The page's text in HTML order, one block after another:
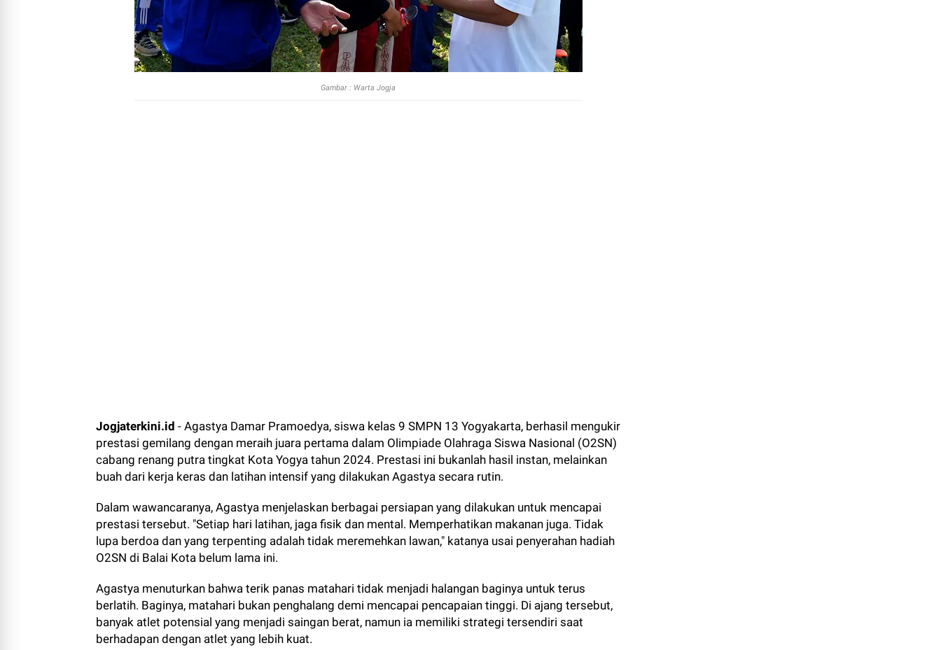
Gambar : Warta Jogja
Jogjaterkini.id - Agastya Damar Pramoedya, siswa kelas 9 SMPN 13 Yogyakarta, berhasil mengukir
prestasi gemilang dengan meraih juara pertama dalam Olimpiade Olahraga Siswa Nasional (O2SN)
cabang renang putra tingkat Kota Yogya tahun 2024. Prestasi ini bukanlah hasil instan, melainkan
buah dari kerja keras dan latihan intensif yang dilakukan Agastya secara rutin.
Dalam wawancaranya, Agastya menjelaskan berbagai persiapan yang dilakukan untuk mencapai
prestasi tersebut. "Setiap hari latihan, jaga fisik dan mental. Memperhatikan makanan juga. Tidak
lupa berdoa dan yang terpenting adalah tidak meremehkan lawan," katanya usai penyerahan hadiah
O2SN di Balai Kota belum lama ini.
Agastya menuturkan bahwa terik panas matahari tidak menjadi halangan baginya untuk terus
berlatih. Baginya, matahari bukan penghalang demi mencapai pencapaian tinggi. Di ajang tersebut,
banyak atlet potensial yang menjadi saingan berat, namun ia memiliki strategi tersendiri saat
berhadapan dengan atlet yang lebih kuat.